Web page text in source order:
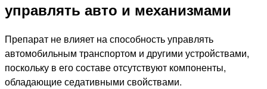
управлять авто и механизмами
Препарат не влияет на способность управлять
автомобильным транспортом и другими устройствами,
поскольку в его составе отсутствуют компоненты,
обладающие седативными свойствами.